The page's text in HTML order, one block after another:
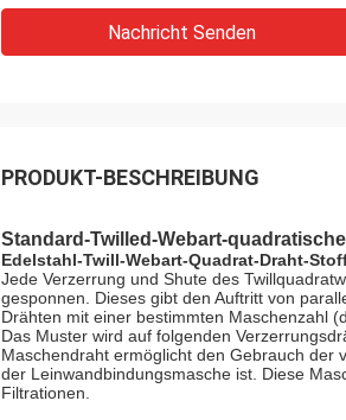
Nachricht Senden
PRODUKT-BESCHREIBUNG
Standard-Twilled-Webart-
Edelstahl-Twill-Webart-Quadrat-Draht-
Jede Verzerrung und Shute des
gesponnen. Dieses gibt den Auftritt von
Drähten mit einer bestimmten Maschenzahl
Das Muster wird auf folgenden
Maschendraht ermöglicht den Gebrauch der
der Leinwandbindungsmasche ist. Diese
Filtrationen.